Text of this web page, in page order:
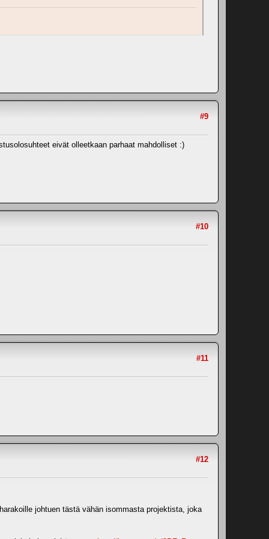
#9
eivät olleetkaan parhaat mahdolliset :)
#10
#11
#12
johtuen tästä vähän isommasta projektista, joka